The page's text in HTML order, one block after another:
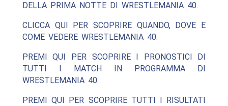
DELLA PRIMA NOTTE DI WRESTLEMANIA 40.
CLICCA QUI PER SCOPRIRE QUANDO, DOVE E
COME VEDERE WRESTLEMANIA 40.
PREMI QUI PER SCOPRIRE I PRONOSTICI DI
TUTTI I MATCH IN PROGRAMMA DI
WRESTLEMANIA 40.
PREMI QUI PER SCOPRIRE TUTTI I RISULTATI